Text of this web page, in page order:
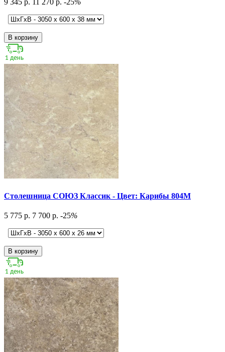
9 345 р. 11 270 р. -25%
В корзину
Столешница СОЮЗ Классик - Цвет: Карибы 804М
5 775 р. 7 700 р. -25%
В корзину